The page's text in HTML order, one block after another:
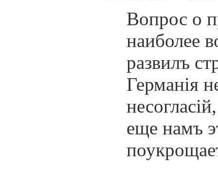
Вопрос о
наиболее
развилъ
Германія
еще намъ